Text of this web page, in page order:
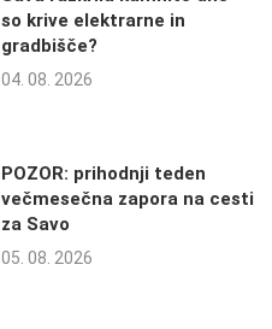
so krive elektrarne in
gradbišče?
04. 08. 2026
POZOR: prihodnji teden
večmesečna zapora na cesti
za Savo
05. 08. 2026